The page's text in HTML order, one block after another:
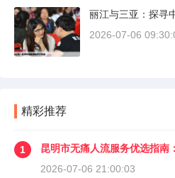
丽江与三亚：探寻
2026-07-06
精彩推荐
1
昆明市无痛人流服务优选指南
2026-07-06 21:00:03